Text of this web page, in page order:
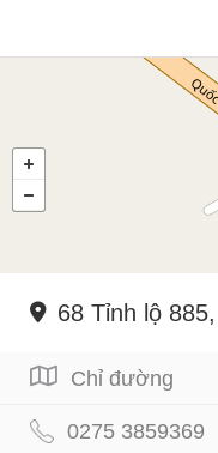
68 Tỉnh lộ
Chỉ đường
0275 3859369